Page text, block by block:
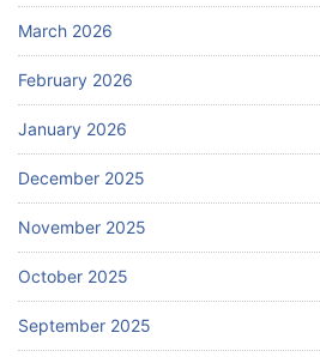
March 2026
February 2026
January 2026
December 2025
November 2025
October 2025
September 2025